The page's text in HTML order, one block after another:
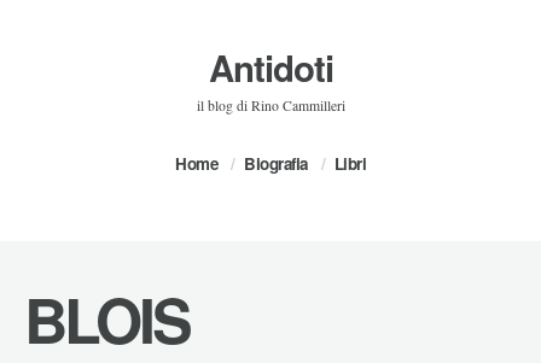
Antidoti
il blog di Rino Cammilleri
Home Biografia Libri
BLOIS